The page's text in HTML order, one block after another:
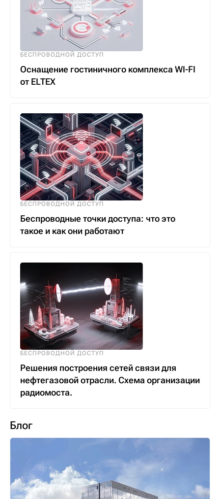
БЕСПРОВОДНОЙ ДОСТУП
Оснащение гостиничного комплекса WI-FI
от ELTEX
БЕСПРОВОДНОЙ ДОСТУП
Беспроводные точки доступа: что это
такое и как они работают
БЕСПРОВОДНОЙ ДОСТУП
Решения построения сетей связи для
нефтегазовой отрасли. Схема организации
радиомоста.
Блог